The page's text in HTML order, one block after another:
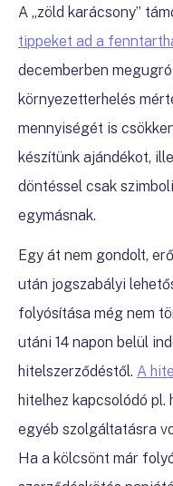
A „zöld karácsony”
tippeket ad a
decemberben
környezetterhelés
mennyiségét is
készítünk ajándékot,
döntéssel csak
egymásnak.
Egy át nem gondolt,
után jogszabályi
folyósítása még nem
utáni 14 napon belül
hitelszerződéstől. A
hitelhez kapcsolódó
egyéb szolgáltatásra
Ha a kölcsönt már